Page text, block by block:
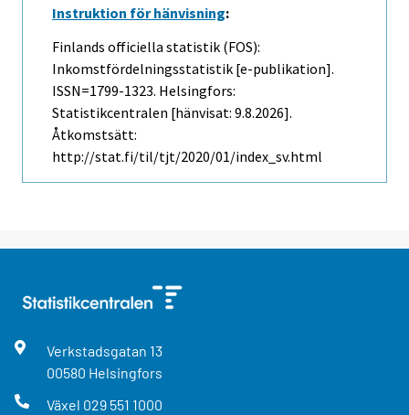
Instruktion för hänvisning:
Finlands officiella statistik (FOS):
Inkomstfördelningsstatistik [e-publikation].
ISSN=1799-1323. Helsingfors:
Statistikcentralen [hänvisat: 9.8.2026].
Åtkomstsätt:
http://stat.fi/til/tjt/2020/01/index_sv.html
Verkstadsgatan 13
00580 Helsingfors
Växel 029 551 1000